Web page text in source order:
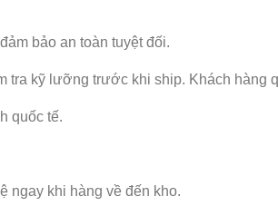
bảo an toàn tuyệt đối.
kỹ lưỡng trước khi ship. Khách hàng
quốc tế.
ngay khi hàng về đến kho.